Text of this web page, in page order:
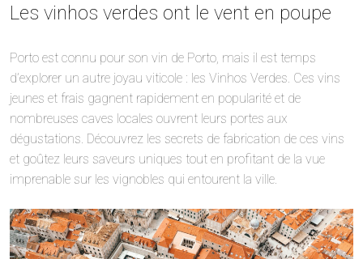
Les vinhos verdes ont le vent en poupe
Porto est connu pour son vin de Porto, mais il est temps
d’explorer un autre joyau viticole : les Vinhos Verdes. Ces vins
jeunes et frais gagnent rapidement en popularité et de
nombreuses caves locales ouvrent leurs portes aux
dégustations. Découvrez les secrets de fabrication de ces vins
et goûtez leurs saveurs uniques tout en profitant de la vue
imprenable sur les vignobles qui entourent la ville.